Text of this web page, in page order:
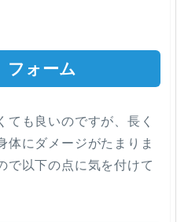
フォーム
ても良いのですが、長く
体にダメージがたまりま
で以下の点に気を付けて